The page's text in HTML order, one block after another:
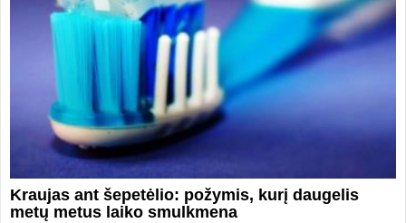
Kraujas ant šepetėlio: požymis, kurį daugelis
metų metus laiko smulkmena